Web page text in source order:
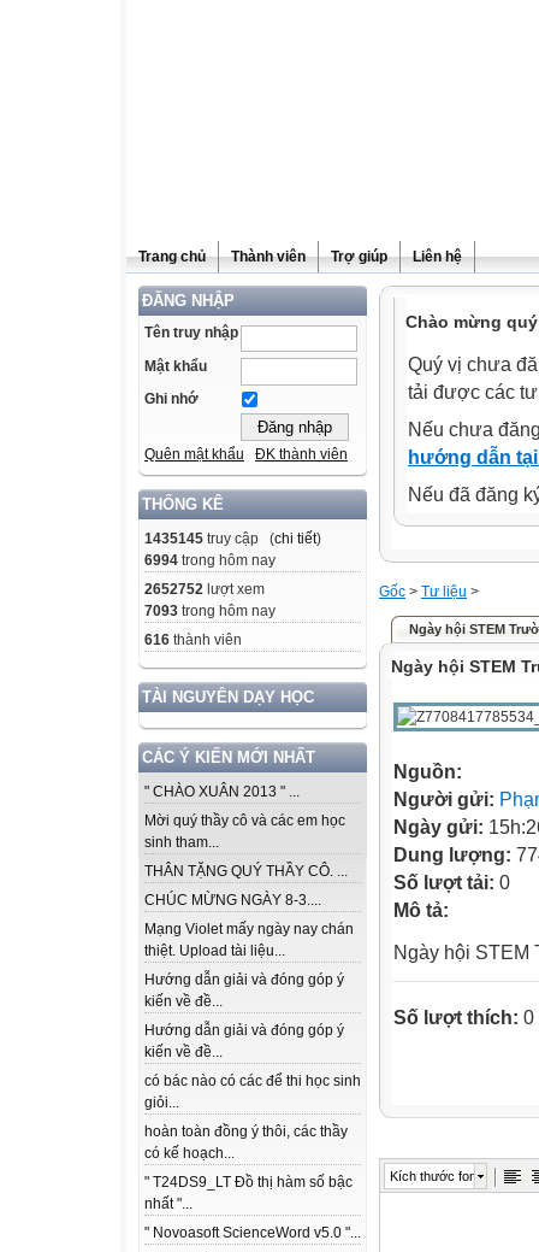
Trang chủ Thành viên Trợ giúp Liên hệ
ĐĂNG NHẬP
Tên truy nhập
Mật khẩu
Ghi nhớ
Quên mật khẩu ĐK thành viên
THỐNG KÊ
1435145 truy cập (chi tiết)
6994 trong hôm nay
2652752 lượt xem
7093 trong hôm nay
616 thành viên
TÀI NGUYÊN DẠY HỌC
CÁC Ý KIẾN MỚI NHẤT
" CHÀO XUÂN 2013 " ...
Mời quý thầy cô và các em học
sinh tham...
THÂN TẶNG QUÝ THẦY CÔ. ...
CHÚC MỪNG NGÀY 8-3....
Mạng Violet mấy ngày nay chán
thiệt. Upload tài liệu...
Hướng dẫn giải và đóng góp ý
kiến về đề...
Hướng dẫn giải và đóng góp ý
kiến về đề...
có bác nào có các để thi học sinh
giỏi...
hoàn toàn đồng ý thôi, các thầy
có kế hoạch...
" T24DS9_LT Đồ thị hàm số bậc
nhất "...
" Novoasoft ScienceWord v5.0 "...
Chào mừng
Quý vị chưa
tải được các
Nếu chưa
hướng dẫn
Nếu đã đăng
Gốc > Tư liệu >
Ngày hội STEM
Ngày hội STEM
Nguồn:
Người gửi:
Ngày gửi:
Dung lượng:
Số lượt tải: 0
Mô tả:
Ngày hội STEM
Số lượt thích: 0
Kích thước font